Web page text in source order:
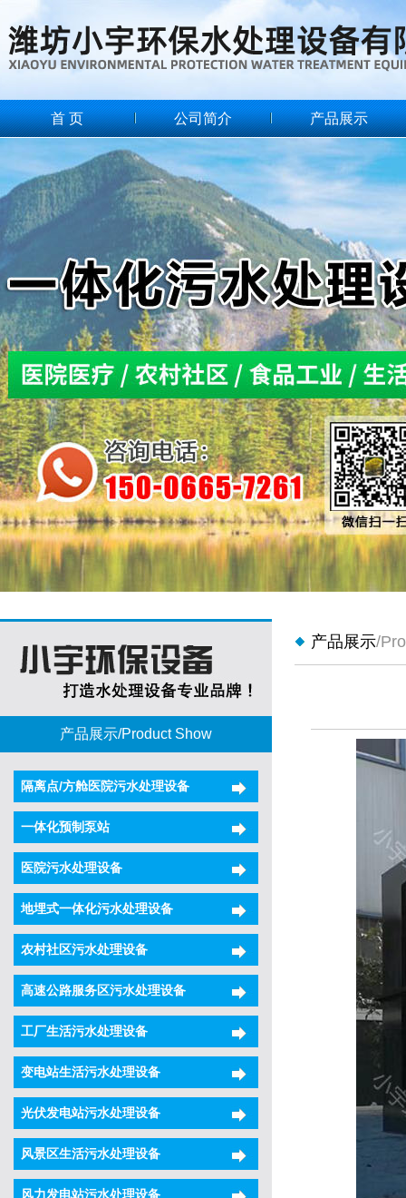
首 页 公司简介 产品展示
产品展示/Product Show
隔离点/方舱医院污水处理设备
一体化预制泵站
医院污水处理设备
地埋式一体化污水处理设备
农村社区污水处理设备
高速公路服务区污水处理设备
工厂生活污水处理设备
变电站生活污水处理设备
光伏发电站污水处理设备
风景区生活污水处理设备
风力发电站污水处理设备
产品展示/